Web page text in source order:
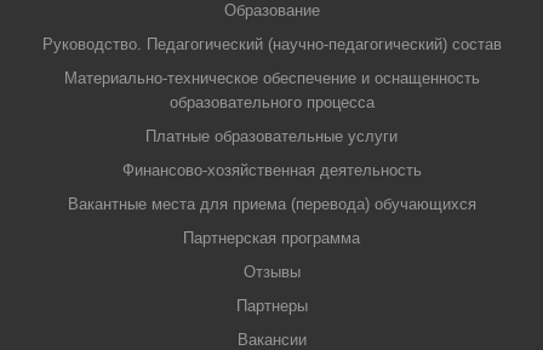
Образование
Руководство. Педагогический (научно-педагогический) состав
Материально-техническое обеспечение и оснащенность
образовательного процесса
Платные образовательные услуги
Финансово-хозяйственная деятельность
Вакантные места для приема (перевода) обучающихся
Партнерская программа
Отзывы
Партнеры
Вакансии